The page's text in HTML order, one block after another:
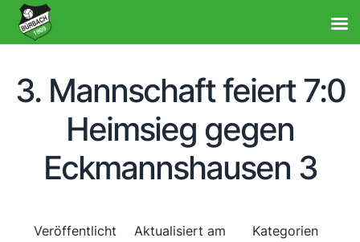
3. Mannschaft feiert 7:0
Heimsieg gegen
Eckmannshausen 3
Veröffentlicht
Aktualisiert am Kategorien